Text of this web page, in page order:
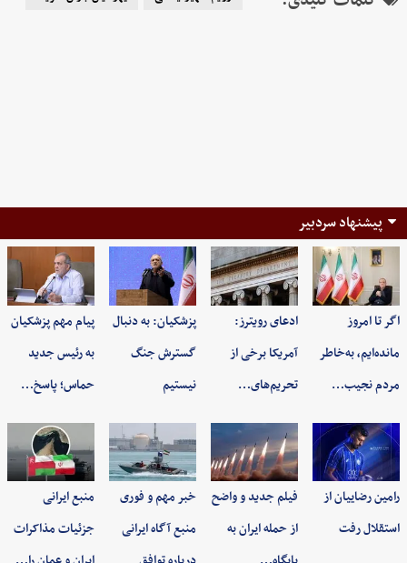
پیشنهاد سردبیر
اگر تا امروز
مانده‌ایم، به‌خاطر
مردم نجیب…
ادعای رویترز:
آمریکا برخی از
تحریم‌های…
پزشکیان: به‌ دنبال
گسترش جنگ
نیستیم
پیام مهم پزشکیان
به رئیس جدید
حماس؛ پاسخ…
رامین رضاییان از
استقلال رفت
فیلم جدید و واضح
از حمله ایران به
خبر مهم و فوری
منبع آگاه ایرانی
منبع ایرانی
جزئیات مذاکرات